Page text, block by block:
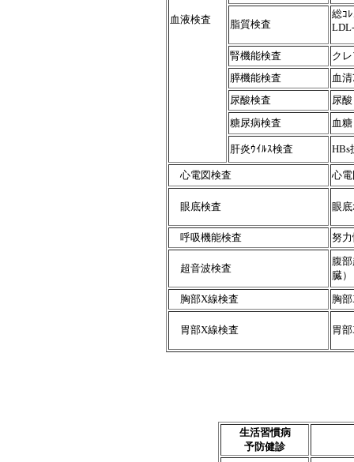
血液検査 脂質検査
総ｺ
腎機能検査
ク
膵機能検査
血
尿酸検査
尿
糖尿病検査
血
肝炎ｳｲﾙｽ検査 HBs
心電図検査 心
眼底検査 眼
呼吸機能検査 努
超音波検査
腹
臓）
胸部X線検査
胸
胃部X線検査 胃
生活習慣病
予防健診